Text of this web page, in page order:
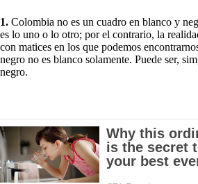
1. Colombia no es un cuadro en blanco y
es lo uno o lo otro; por el contrario, la
con matices en los que podemos
negro no es blanco solamente. Puede ser,
negro.